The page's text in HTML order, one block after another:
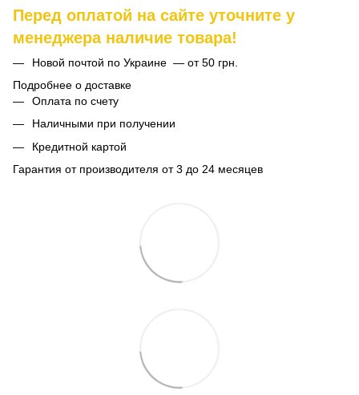
Перед оплатой на сайте уточните у
менеджера наличие товара!
Новой почтой по Украине — от 50 грн.
Подробнее о доставке
Оплата по счету
Наличными при получении
Кредитной картой
Гарантия от производителя от 3 до 24 месяцев